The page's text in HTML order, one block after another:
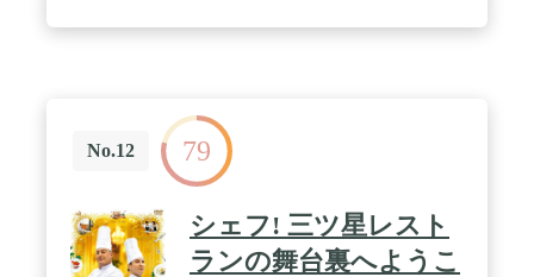
No.12 79
シェフ! 三ツ星レスト
ランの舞台裏へようこ